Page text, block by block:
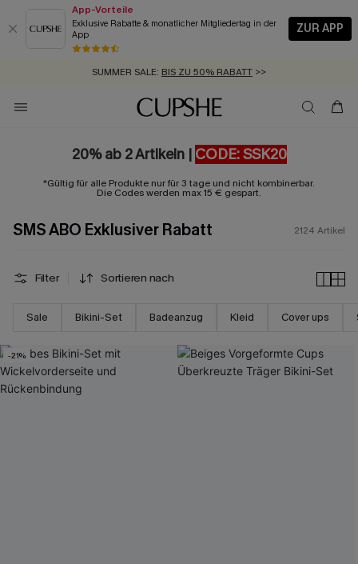
App-Vorteile
Exklusive Rabatte & monatlicher Mitgliedertag in der
App
ZUR APP
GRATIS MASSBAND MIT JEDEM SCHNELLVERSAND-ARTIKEL >>
SUMMER SALE:
ZUM NEWSLETTER:BIS ZU -20% EXTRA ERHALTEN
KOSTENLOSER VERSAND AB 89 €
20% ab 2 Artikeln | CODE: SSK20
*Gültig für alle Produkte nur für 3 tage und nicht kombinerbar.
Die Codes werden max 15 € gespart.
SMS ABO Exklusiver Rabatt 2124 Artikel
Filter Sortieren nach
Sale Bikini-Set Badeanzug Kleid Cover ups
-21%